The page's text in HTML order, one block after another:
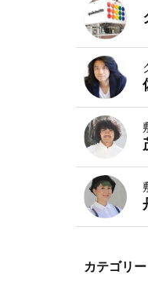
カテゴリー